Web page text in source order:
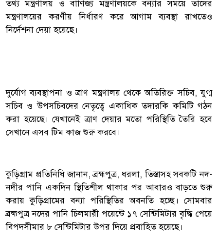
তথ্য মন্ত্রণালয় ও বাণিজ্য মন্ত্রণালয়কে বন্যার সময়ে তাদের
মন্ত্রণালয়ের করণীয় নির্ধারণ করে আগাম ব্যবস্থা রাখতেও
নির্দেশনা দেয়া হয়েছে।
দুর্যোগ ব্যবস্থাপনা ও ত্রাণ মন্ত্রণালয় থেকে অতিরিক্ত সচিব, যুগ্ম
সচিব ও উপসচিবদের নেতৃত্বে একাধিক তদারকি কমিটি গঠন
করা হয়েছে। যেখানেই ত্রাণ দেয়ার মতো পরিস্থিতি তৈরি হবে
সেখানে এসব টিম কাজ শুরু করবে।
কুড়িগ্রাম প্রতিনিধি জানান, ব্রহ্মপুত্র, ধরলা, তিস্তাসহ সবকটি নদ-
নদীর পানি একদিন স্থিতিশীল থাকার পর আবারও বাড়তে শুরু
করায় কুড়িগ্রামের বন্যা পরিস্থিতির অবনতি হচ্ছে। সোমবার
ব্রহ্মপুত্র নদের পানি চিলমারী পয়েন্টে ১৭ সেন্টিমিটার বৃদ্ধি পেয়ে
বিপদসীমার ৮ সেন্টিমিটার উপর দিয়ে প্রবাহিত হয়েছে।